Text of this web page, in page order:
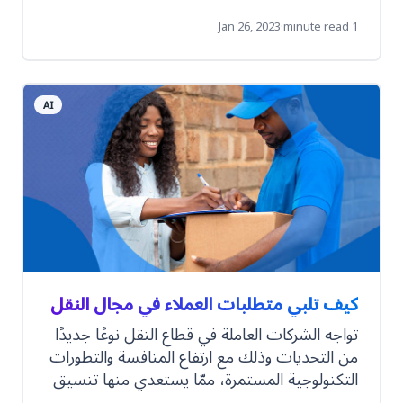
التخصيص الواسعة والدقيقة وسبل الاستفادة1 minute read
·
Jan 26, 2023
AI
كيف تلبي متطلبات العملاء في مجال النقل
تواجه الشركات العاملة في قطاع النقل نوعًا جديدًا
من التحديات وذلك مع ارتفاع المنافسة والتطورات
التكنولوجية المستمرة، ممّا يستعدي منها تنسيق